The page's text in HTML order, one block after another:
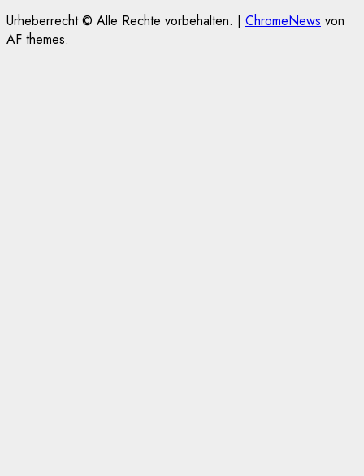
Urheberrecht © Alle Rechte vorbehalten. | ChromeNews von
AF themes.